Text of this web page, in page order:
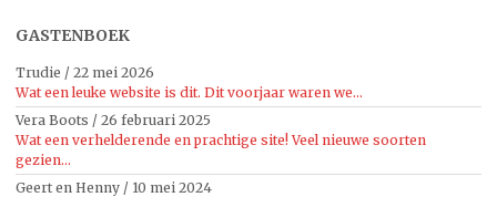
GASTENBOEK
Trudie / 22 mei 2026
Wat een leuke website is dit. Dit voorjaar waren we...
Vera Boots / 26 februari 2025
Wat een verhelderende en prachtige site! Veel nieuwe soorten
gezien...
Geert en Henny / 10 mei 2024